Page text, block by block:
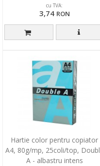
cu TVA:
3,74 RON
Hartie color pentru copiator
A4, 80g/mp, 25coli/top,
A - albastru intens